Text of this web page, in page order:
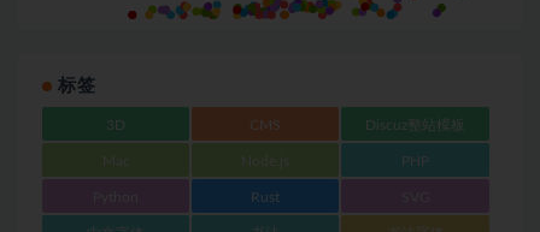
标签
3D CMS Discuz整站模板
PHP
Rust